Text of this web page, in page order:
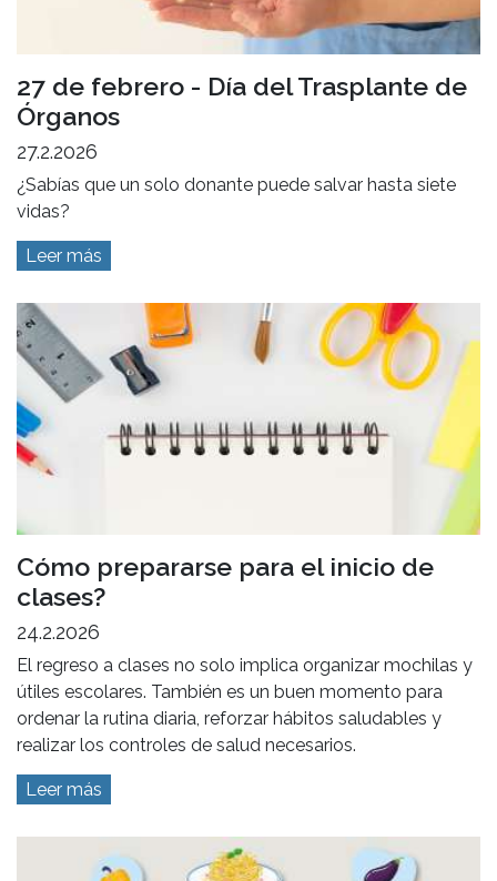
27 de febrero - Día del Trasplante de
Órganos
27.2.2026
¿Sabías que un solo donante puede salvar hasta siete
vidas?
Leer más
Cómo prepararse para el inicio de
clases?
24.2.2026
El regreso a clases no solo implica organizar mochilas y
útiles escolares. También es un buen momento para
ordenar la rutina diaria, reforzar hábitos saludables y
realizar los controles de salud necesarios.
Leer más